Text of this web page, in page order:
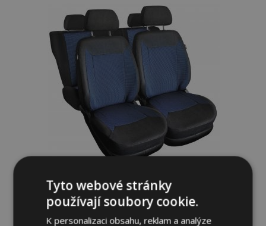
Univerzální látkové autopotahy ROYAL
modré vhodné pro Chevrolet Matiz
Tyto webové stránky
používají soubory cookie.
K personalizaci obsahu, reklam a analýze